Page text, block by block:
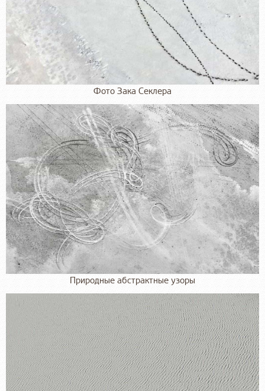
Фото Зака Секлера
Природные абстрактные узоры